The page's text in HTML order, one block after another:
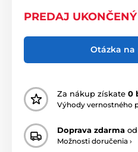
PREDAJ UKONČENÝ
Otázka
Za nákup získate 0
Výhody vernostného
Doprava zdarma od
Možnosti doručenia ›